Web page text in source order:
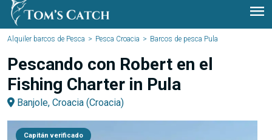
menu
Alquiler barcos de Pesca Pesca Croacia Barcos de pesca Pula
Pescando con Robert en el
Fishing Charter in Pula
Banjole, Croacia (Croacia)
Capitán verificado